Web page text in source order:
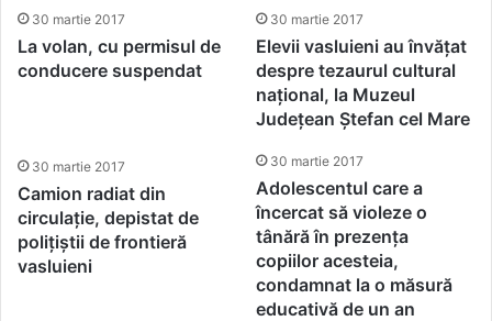
30 martie 2017
La volan, cu permisul de
conducere suspendat
30 martie 2017
Elevii vasluieni au învățat
despre tezaurul cultural
național, la Muzeul
Județean Ștefan cel Mare
30 martie 2017
Camion radiat din
circulație, depistat de
polițiștii de frontieră
vasluieni
30 martie 2017
Adolescentul care a
încercat să violeze o
tânără în prezența
copiilor acesteia,
condamnat la o măsură
educativă de un an